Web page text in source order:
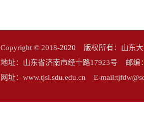
Copyright © 2018-2020 版权所有：山东
地址：山东省济南市经十路17923号 邮
网址：www.tjsl.sdu.edu.cn E-